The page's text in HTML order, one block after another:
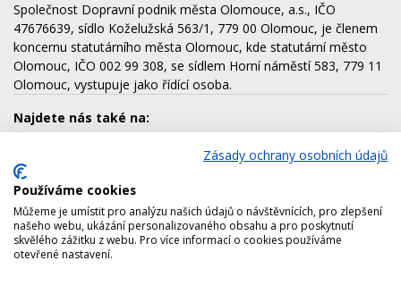
Společnost Dopravní podnik města Olomouce, a.s., IČO
47676639, sídlo Koželužská 563/1, 779 00 Olomouc, je členem
koncernu statutárního města Olomouc, kde statutární město
Olomouc, IČO 002 99 308, se sídlem Horní náměstí 583, 779 11
Olomouc, vystupuje jako řídící osoba.
Najdete nás také na:
Dalšími členy koncernu jsou:
AQUAPARK OLOMOUC, a.s.
Lesy města Olomouce, a.s.
Zásady ochrany osobních údajů
Používáme cookies
Můžeme je umístit pro analýzu našich údajů o návštěvnících, pro zlepšení
našeho webu, ukázání personalizovaného obsahu a pro poskytnutí
skvělého zážitku z webu. Pro více informací o cookies používáme
otevřené nastavení.